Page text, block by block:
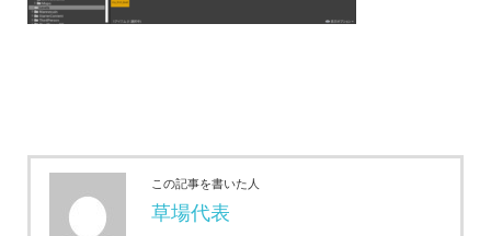
この記事を書いた人
草場代表